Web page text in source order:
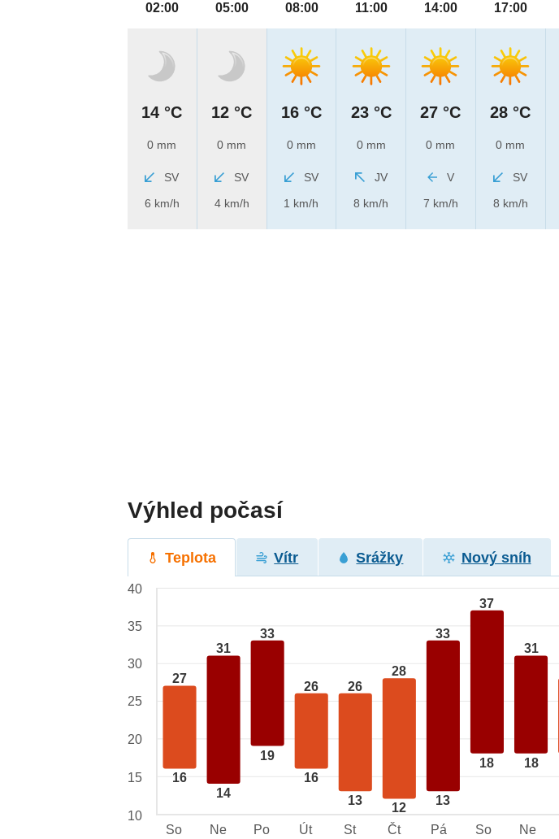
02:00
14 °C
0 mm
SV
6 km/h
05:00
12 °C
0 mm
SV
4 km/h
08:00
16 °C
0 mm
SV
1 km/h
11:00
23 °C
0 mm
JV
8 km/h
14:00
27 °C
0 mm
V
7 km/h
17:00
28 °C
0 mm
SV
8 km/h
Výhled počasí
Teplota Vítr Srážky Nový sníh
27
16
31
14
33
19
26
16
26
13
28
12
33
13
37
18
31
18
40
35
30
25
20
15
10
So
Ne Po Út St Čt Pá So Ne